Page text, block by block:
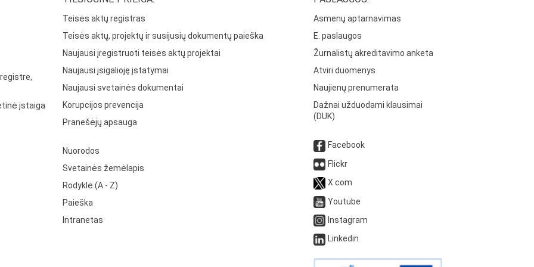
įstaiga
Teisės aktų registras
Teisės aktų, projektų ir susijusių dokumentų paieška
Naujausi įregistruoti teisės aktų projektai
Naujausi įsigalioję įstatymai
Naujausi svetainės dokumentai
Korupcijos prevencija
Pranešėjų apsauga
Nuorodos
Svetainės žemėlapis
Rodyklė (A - Z)
Paieška
Intranetas
Asmenų aptarnavimas
E. paslaugos
Žurnalistų akreditavimo anketa
Atviri duomenys
Naujienų prenumerata
Dažnai užduodami klausimai
(DUK)
Facebook
Flickr
X.com
Youtube
Instagram
Linkedin